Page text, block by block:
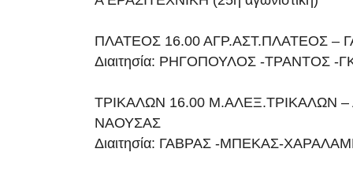
ΠΛΑΤΕΟΣ 16.00 ΑΓΡ.ΑΣΤ.ΠΛΑΤΕΟΣ –
Διαιτησία: ΡΗΓΟΠΟΥΛΟΣ -ΤΡΑΝΤΟΣ -
ΤΡΙΚΑΛΩΝ 16.00 Μ.ΑΛΕΞ.ΤΡΙΚΑΛΩΝ –
ΝΑΟΥΣΑΣ
Διαιτησία: ΓΑΒΡΑΣ -ΜΠΕΚΑΣ-